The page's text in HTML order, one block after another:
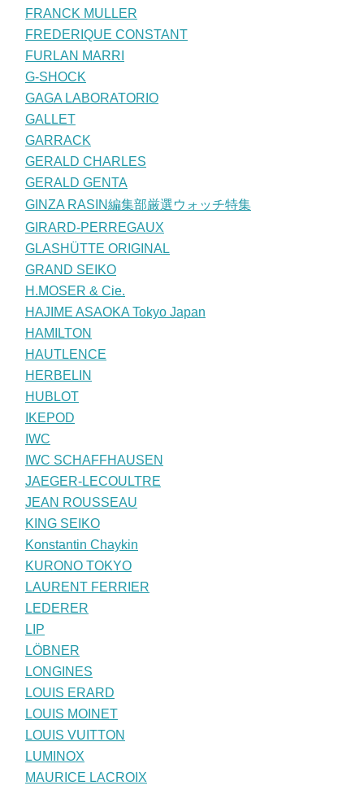
FRANCK MULLER
FREDERIQUE CONSTANT
FURLAN MARRI
G-SHOCK
GAGA LABORATORIO
GALLET
GARRACK
GERALD CHARLES
GERALD GENTA
GINZA RASIN編集部厳選ウォッチ特集
GIRARD-PERREGAUX
GLASHÜTTE ORIGINAL
GRAND SEIKO
H.MOSER & Cie.
HAJIME ASAOKA Tokyo Japan
HAMILTON
HAUTLENCE
HERBELIN
HUBLOT
IKEPOD
IWC
IWC SCHAFFHAUSEN
JAEGER-LECOULTRE
JEAN ROUSSEAU
KING SEIKO
Konstantin Chaykin
KURONO TOKYO
LAURENT FERRIER
LEDERER
LIP
LÖBNER
LONGINES
LOUIS ERARD
LOUIS MOINET
LOUIS VUITTON
LUMINOX
MAURICE LACROIX